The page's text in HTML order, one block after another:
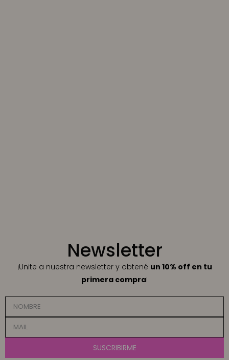
Newsletter
¡Unite a nuestra newsletter y obtené un 10% off en tu
primera compra!
SUSCRIBIRME